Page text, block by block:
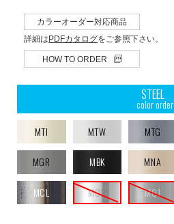
カラーオーダー対応商品
詳細はPDFカタログをご参照下さい。
HOW TO ORDER
STEEL
color order
MTI
MTW MTG
MGR MBK MNA
MCL MCR MQ1